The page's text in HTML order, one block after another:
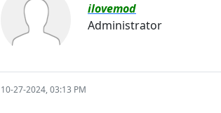
ilovemod
Administrator
10-27-2024, 03:13 PM